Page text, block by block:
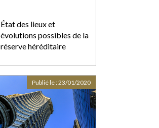
État des lieux et
évolutions possibles de la
réserve héréditaire
Publié le :23/01/2020